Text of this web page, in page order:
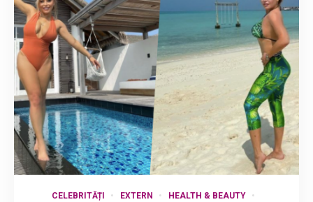
CELEBRITĂȚI EXTERN
HEALTH & BEAUTY